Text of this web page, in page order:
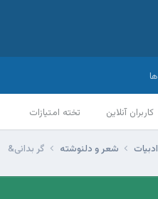
کاربران آنلاین تخته امتیازات
ادبیات شعر و دلنوشته گر بدانی&